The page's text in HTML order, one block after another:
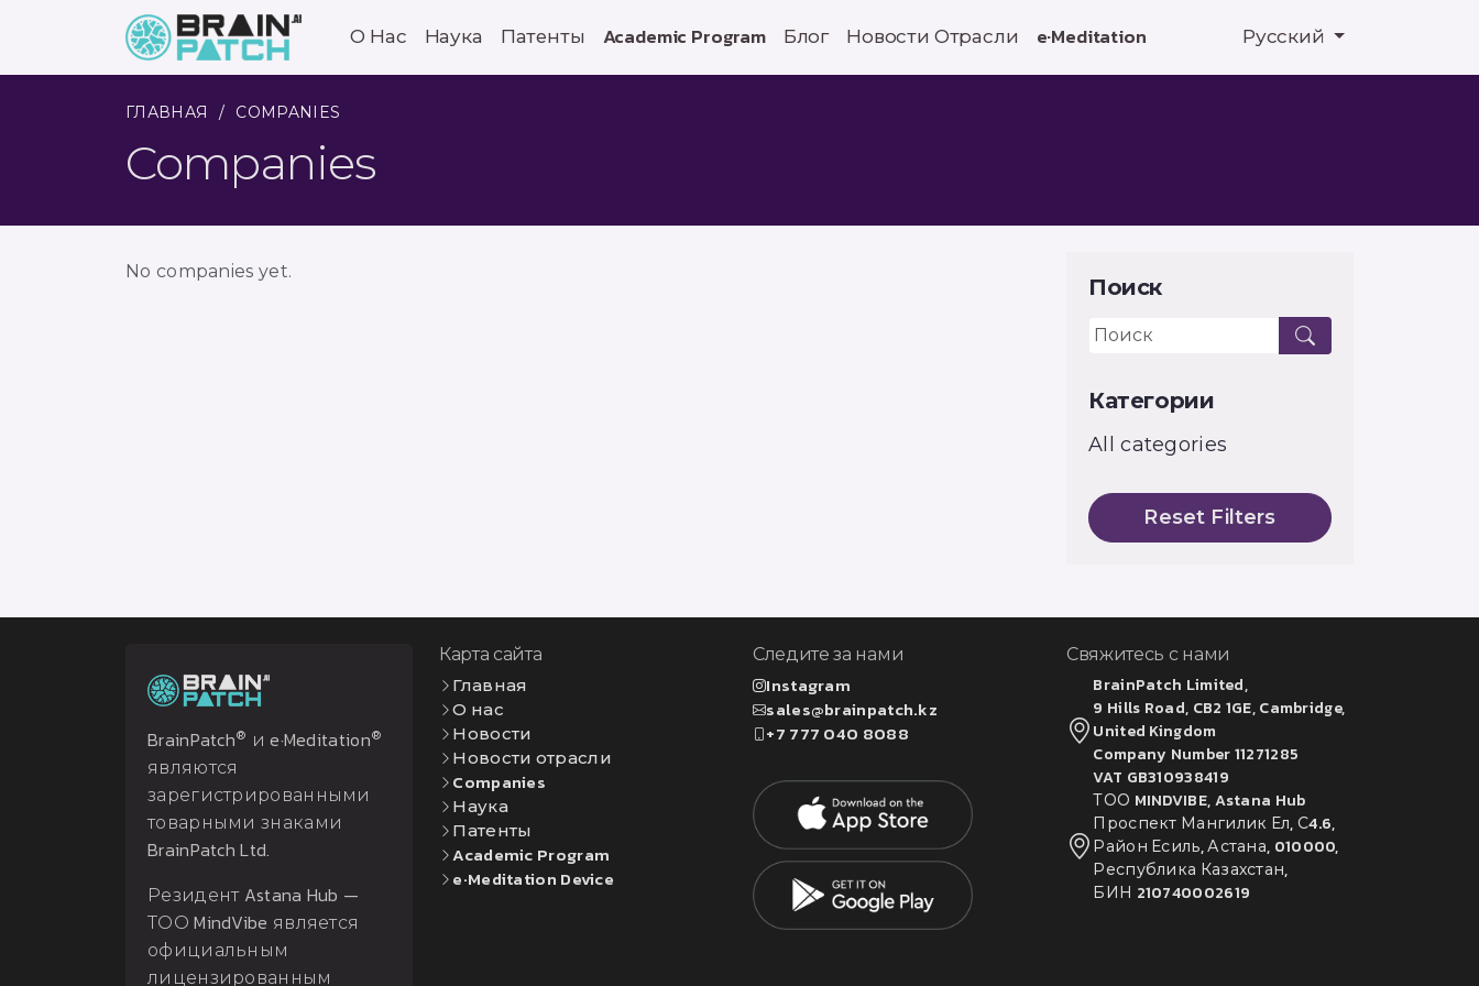
О Нас Наука Патенты Academic Program Блог Новости Отрасли e·Meditation Русский
ГЛАВНАЯ COMPANIES
Companies
No companies yet.
Поиск
Категории
All categories
Reset Filters
BrainPatch® и e·Meditation®
являются
зарегистрированными
товарными знаками
BrainPatch Ltd.
Резидент Astana Hub —
ТОО MindVibe является
официальным
лицензированным
Карта сайта
Главная
О нас
Новости
Новости отрасли
Companies
Наука
Патенты
Academic Program
e·Meditation Device
Следите за нами
Instagram
sales@brainpatch.kz
+7 777 040 8088
Свяжитесь с нами
BrainPatch Limited,
9 Hills Road, CB2 1GE, Cambridge,
United Kingdom
Company Number 11271285
VAT GB310938419
ТОО MINDVIBE, Astana Hub
Проспект Мангилик Ел, С4.6,
Район Есиль, Астана, 010000,
Республика Казахстан,
БИН 210740002619